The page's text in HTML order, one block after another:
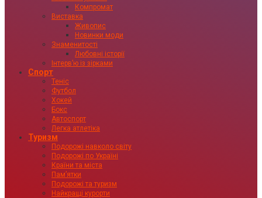
Компромат
Виставка
Живопис
Новинки моди
Знаменитості
Любовні історії
Інтервʼю із зірками
Спорт
Теніс
Футбол
Хокей
Бокс
Автоспорт
Легка атлетіка
Туризм
Подорожі навколо світу
Подорожі по Україні
Країни та міста
Пам’ятки
Подорожі та туризм
Найкращі курорти